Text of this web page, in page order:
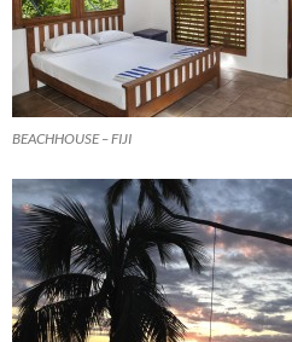
BEACHHOUSE – FIJI